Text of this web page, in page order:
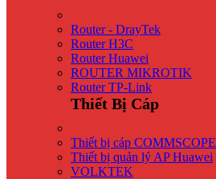
Router - DrayTek
Router H3C
Router Huawei
ROUTER MIKROTIK
Router TP-Link
Thiết Bị Cáp
Thiết bị cáp COMMSCOPE
Thiết bị quản lý AP Huawei
VOLKTEK